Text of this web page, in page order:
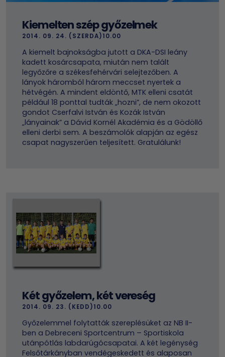
Kiemelten szép győzelmek
2014. 09. 24. (SZERDA)10.00
A kiemelt bajnokságba jutott a DKA-DSI leány
kadett kosárcsapata, miután nem talált
legyőzőre a székesfehérvári selejtezőben. A
lányok háromból három meccset nyertek a
hétvégén. A mindent eldöntő, MTK elleni csatát
például 18 ponttal tudták „hozni”, de nem okozott
gondot Cserfalvi István és Kozák István
„lányainak” a Dávid Kornél Akadémia és a Gödöllő
elleni derbi sem. A beszámolók alapján az egész
csapat nagyszerűen teljesített. Gratulálunk!
Két győzelem, két vereség
2014. 09. 23. (KEDD)10.00
Győzelemmel folytatták szereplésüket az NB II-
ben a Debreceni Sportcentrum – Sportiskola
utánpótlás labdarúgócsapatai. A két legénység
Felsőtárkányban vendégeskedett és alaposan